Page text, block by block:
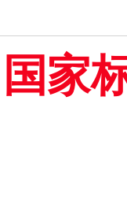
国家